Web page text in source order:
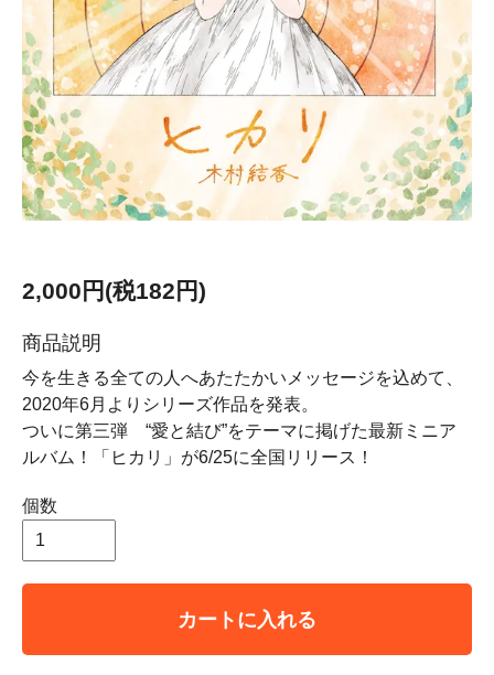
2,000円(税182円)
商品説明
今を生きる全ての人へあたたかいメッセージを込めて、
2020年6月よりシリーズ作品を発表。
ついに第三弾 “愛と結び”をテーマに掲げた最新ミニア
ルバム！「ヒカリ」が6/25に全国リリース！
個数
カートに入れる